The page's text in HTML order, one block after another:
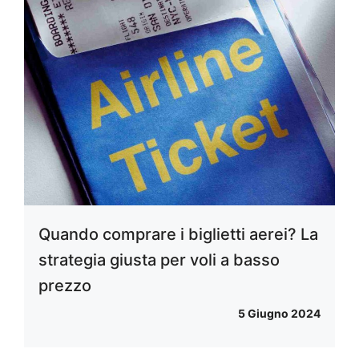
Quando comprare i biglietti aerei? La
strategia giusta per voli a basso
prezzo
5 Giugno 2024